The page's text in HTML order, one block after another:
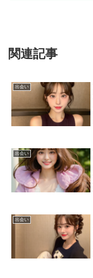
関連記事
出会い
出会い
出会い